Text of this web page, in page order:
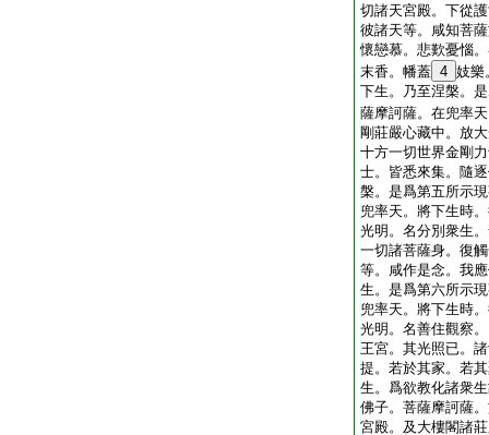
切諸天宮殿。下從
彼諸天等。咸知菩
懷戀慕。悲歎憂惱
末香。幡蓋 4 妓樂
下生。乃至涅槃。
薩摩訶薩。在兜率
剛莊嚴心藏中。放
十方一切世界金剛
士。皆悉來集。隨
槃。是爲第五所示
兜率天。將下生時
光明。名分別衆生
一切諸菩薩身。復
等。咸作是念。我
生。是爲第六所示
兜率天。將下生時
光明。名善住觀察
王宮。其光照已。
提。若於其家。若
生。爲欲教化諸衆
佛子。菩薩摩訶薩
宮殿。及大樓閣諸